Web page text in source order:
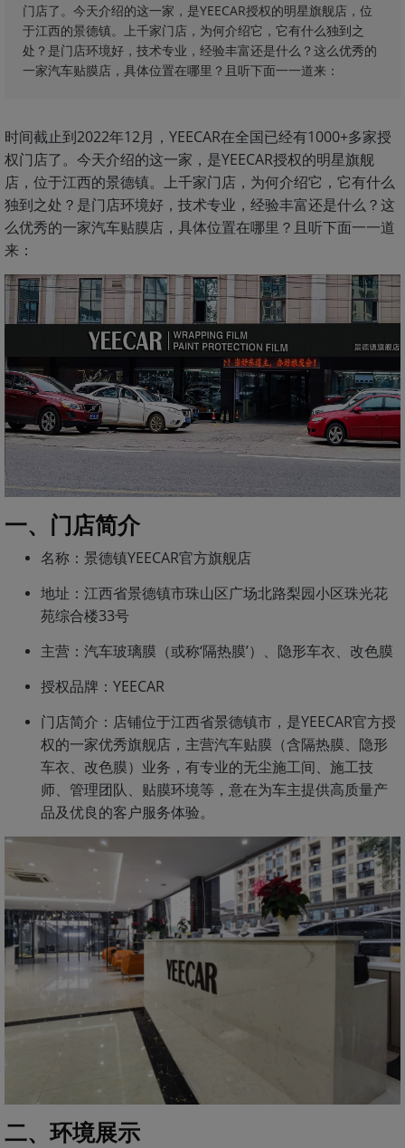
门店了。今天介绍的这一家，是YEECAR授权的明星旗舰店，位
于江西的景德镇。上千家门店，为何介绍它，它有什么独到之
处？是门店环境好，技术专业，经验丰富还是什么？这么优秀的
一家汽车贴膜店，具体位置在哪里？且听下面一一道来：
时间截止到2022年12月，YEECAR在全国已经有1000+多家授
权门店了。今天介绍的这一家，是YEECAR授权的明星旗舰
店，位于江西的景德镇。上千家门店，为何介绍它，它有什么
独到之处？是门店环境好，技术专业，经验丰富还是什么？这
么优秀的一家汽车贴膜店，具体位置在哪里？且听下面一一道
来：
一、门店简介
名称：景德镇YEECAR官方旗舰店
地址：江西省景德镇市珠山区广场北路梨园小区珠光花
苑综合楼33号
主营：汽车玻璃膜（或称‘隔热膜’）、隐形车衣、改色膜
授权品牌：YEECAR
门店简介：店铺位于江西省景德镇市，是YEECAR官方授
权的一家优秀旗舰店，主营汽车贴膜（含隔热膜、隐形
车衣、改色膜）业务，有专业的无尘施工间、施工技
师、管理团队、贴膜环境等，意在为车主提供高质量产
品及优良的客户服务体验。
二、环境展示